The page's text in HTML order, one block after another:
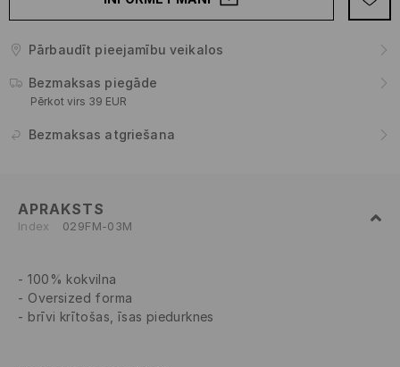
Pārbaudīt pieejamību veikalos
Bezmaksas piegāde
Pērkot virs 39 EUR
Bezmaksas atgriešana
APRAKSTS
Index 029FM-03M
100% kokvilna
Oversized forma
brīvi krītošas, īsas piedurknes